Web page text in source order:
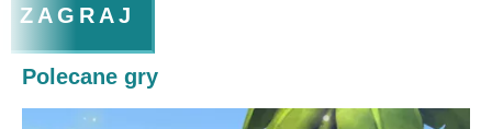
ZAGRAJ
Polecane gry